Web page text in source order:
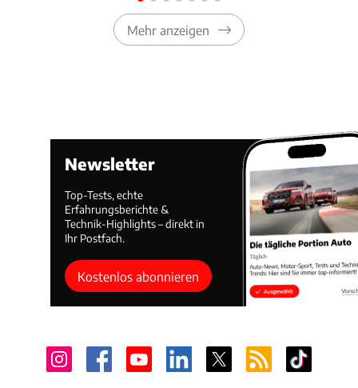
Mehr anzeigen
Newsletter
Top-Tests, echte
Erfahrungsberichte &
Technik-Highlights – direkt in
Ihr Postfach.
Kostenlos abonnieren